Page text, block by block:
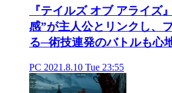
『テイルズ オブ アライズ
感”が主人公とリンクし、
る─術技連発のバトルも心
PC 2021.8.10 Tue 23:55